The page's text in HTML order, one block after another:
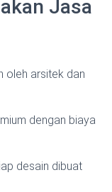
Jasa
oleh arsitek dan
dengan biaya
desain dibuat